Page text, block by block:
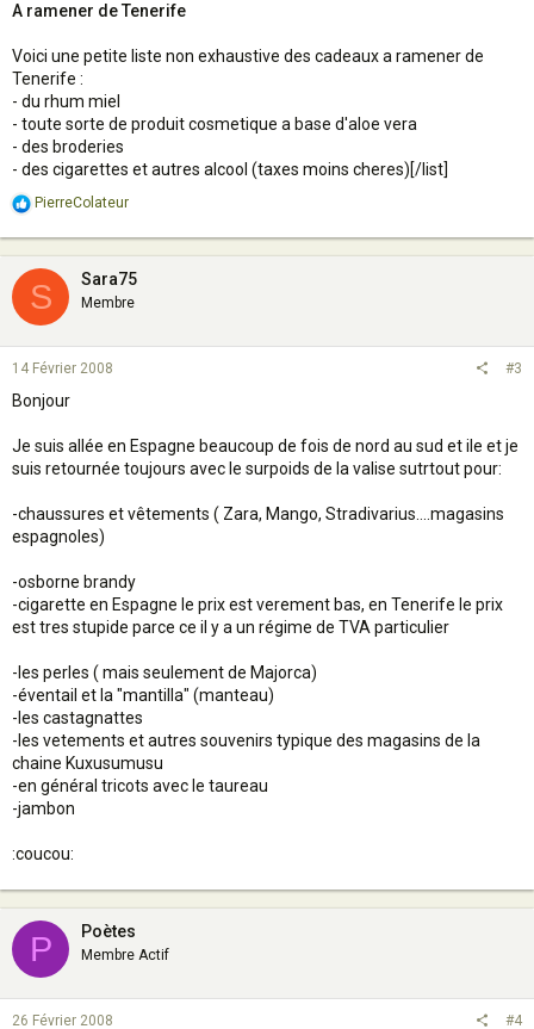
A ramener de Tenerife
Voici une petite liste non exhaustive des cadeaux a ramener de
Tenerife :
- du rhum miel
- toute sorte de produit cosmetique a base d'aloe vera
- des broderies
- des cigarettes et autres alcool (taxes moins cheres)[/list]
R
a
c
i
:
PierreColateur
S Sara75
Membre
14 Février 2008 #3
Bonjour
Je suis allée en Espagne beaucoup de fois de nord au sud et ile et je
suis retournée toujours avec le surpoids de la valise sutrtout pour:
-chaussures et vêtements ( Zara, Mango, Stradivarius....magasins
espagnoles)
-osborne brandy
-cigarette en Espagne le prix est verement bas, en Tenerife le prix
est tres stupide parce ce il y a un régime de TVA particulier
-les perles ( mais seulement de Majorca)
-éventail et la "mantilla" (manteau)
-les castagnattes
-les vetements et autres souvenirs typique des magasins de la
chaine Kuxusumusu
-en général tricots avec le taureau
-jambon
:coucou:
P Poètes
Membre Actif
26 Février 2008 #4